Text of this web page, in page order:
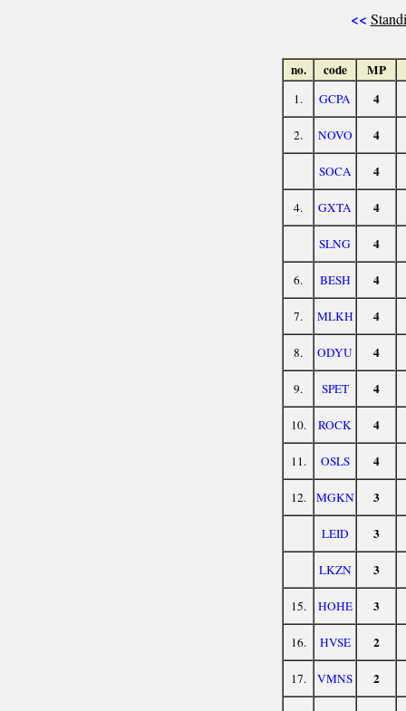
<<
no. code MP
1. GCPA 4
2. NOVO 4
SOCA 4
4. GXTA 4
SLNG 4
6. BESH 4
7. MLKH 4
8. ODYU 4
9. SPET 4
10. ROCK 4
11. OSLS 4
12. MGKN 3
LEID 3
LKZN 3
15. HOHE 3
16. HVSE 2
17. VMNS 2